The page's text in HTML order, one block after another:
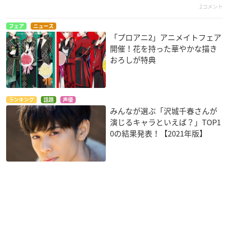
2コメント
フェア ニュース
「プロアニ2」アニメイトフェア
開催！花を持った華やかな描き
おろしが特典
ランキング 話題 声優
みんなが選ぶ「沢城千春さんが
演じるキャラといえば？」TOP1
0の結果発表！【2021年版】